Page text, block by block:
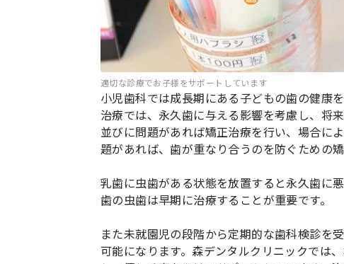
適切な診療でお子様をサポートしています
小児歯科では成長期にある子どもの歯の健康
治療では、永久歯に与える影響を考慮し、将
並びに問題があれば矯正治療を行い、場合に
題があれば、歯が重なり合うのを防ぐための矯
乳歯に虫歯がある状態を放置すると永久歯に
歯の虫歯は早期に治療することが重要です。
また未就園児の段階から定期的な歯科検診を
可能になります。森デンタルクリニックでは